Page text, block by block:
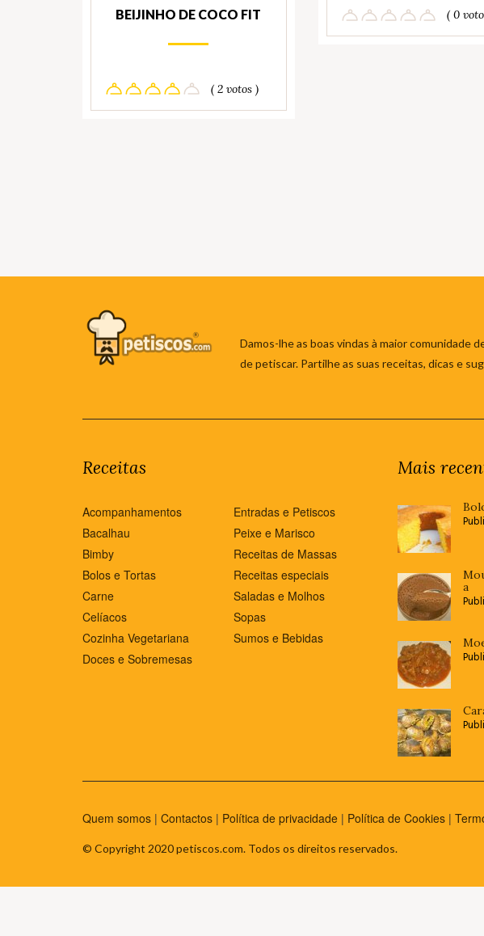
BEIJINHO DE COCO FIT
( 2 votos )
( 0
Damos-lhe as boas vindas à maior comunidade
de petiscar. Partilhe as suas receitas, dicas e
Receitas
Acompanhamentos
Bacalhau
Bimby
Bolos e Tortas
Carne
Celíacos
Cozinha Vegetariana
Doces e Sobremesas
Entradas e Petiscos
Peixe e Marisco
Receitas de Massas
Receitas especiais
Saladas e Molhos
Sopas
Sumos e Bebidas
Mais
a
Quem somos | Contactos | Política de privacidade | Política de Cookies |
© Copyright 2020 petiscos.com. Todos os direitos reservados.